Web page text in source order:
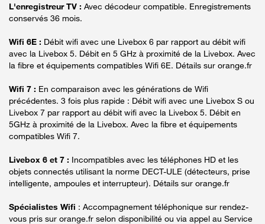
L'enregistreur TV : Avec décodeur compatible. Enregistrements
conservés 36 mois.
Wifi 6E : Débit wifi avec une Livebox 6 par rapport au débit wifi
avec la Livebox 5. Débit en 5 GHz à proximité de la Livebox. Avec
la fibre et équipements compatibles Wifi 6E. Détails sur orange.fr
Wifi 7 : En comparaison avec les générations de Wifi
précédentes. 3 fois plus rapide : Débit wifi avec une Livebox S ou
Livebox 7 par rapport au débit wifi avec la Livebox 5. Débit en
5GHz à proximité de la Livebox. Avec la fibre et équipements
compatibles Wifi 7.
Livebox 6 et 7 : Incompatibles avec les téléphones HD et les
objets connectés utilisant la norme DECT-ULE (détecteurs, prise
intelligente, ampoules et interrupteur). Détails sur orange.fr
Spécialistes Wifi : Accompagnement téléphonique sur rendez-
vous pris sur orange.fr selon disponibilité ou via appel au Service